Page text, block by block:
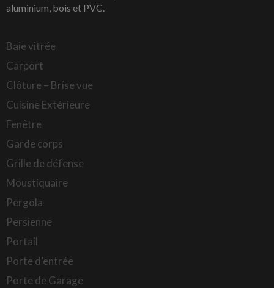
aluminium, bois et PVC.
Baie vitrée
Carport
Clôture – Brise vue
Cuisine Extérieure
Fenêtre
Garde corps
Grille de défense
Moustiquaire
Pergola
Persienne
Portail
Porte d’entrée
Porte de Garage